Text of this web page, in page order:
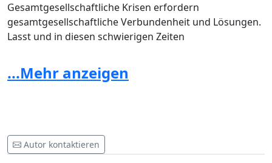
Gesamtgesellschaftliche Krisen erfordern
gesamtgesellschaftliche Verbundenheit und Lösungen.
Lasst und in diesen schwierigen Zeiten
einander übernehmen.
Mitte treffen wollen? Dann unterschreibe die Petition
jetzt! Jede Unterschrift zählt!
...Mehr anzeigen
Autor kontaktieren